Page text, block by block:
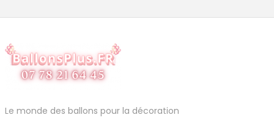
Le monde des ballons pour la décoration